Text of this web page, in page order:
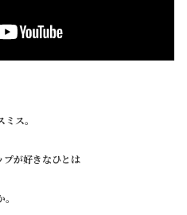
ス。
プが好きなひとは